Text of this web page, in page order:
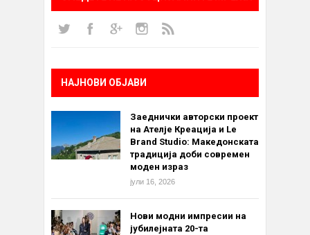
НАЈНОВИ ОБЈАВИ
Заеднички авторски проект
на Ателје Креација и Le
Brand Studio: Македонската
традиција доби современ
моден израз
јули 16, 2026
Нови модни импресии на
јубилејната 20-та